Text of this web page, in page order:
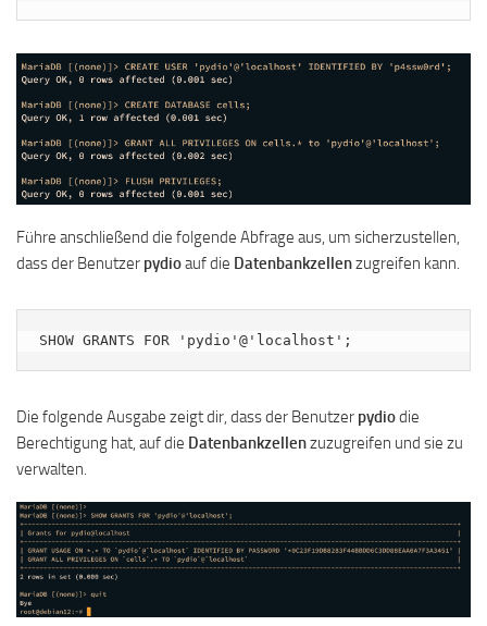
Führe anschließend die folgende Abfrage aus, um sicherzustellen,
dass der Benutzer pydioauf die Datenbankzellenzugreifen kann.
SHOW GRANTS FOR 'pydio'@'localhost';
Die folgende Ausgabe zeigt dir, dass der Benutzer pydiodie
Berechtigung hat, auf die Datenbankzellenzuzugreifen und sie zu
verwalten.